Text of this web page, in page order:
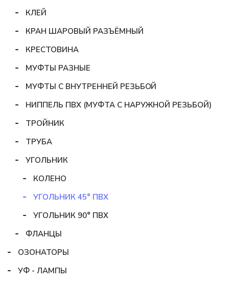
КЛЕЙ
КРАН ШАРОВЫЙ РАЗЪЁМНЫЙ
КРЕСТОВИНА
МУФТЫ РАЗНЫЕ
МУФТЫ С ВНУТРЕННЕЙ РЕЗЬБОЙ
НИППЕЛЬ ПВХ (МУФТА С НАРУЖНОЙ РЕЗЬБОЙ)
ТРОЙНИК
ТРУБА
УГОЛЬНИК
КОЛЕНО
УГОЛЬНИК 45° ПВХ
УГОЛЬНИК 90° ПВХ
ФЛАНЦЫ
ОЗОНАТОРЫ
УФ - ЛАМПЫ